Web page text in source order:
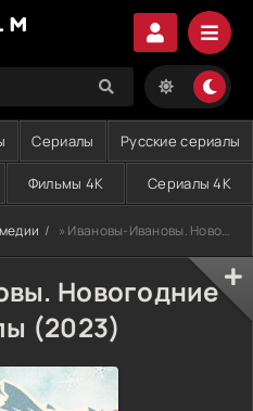
Сериалы Русские сериалы
Фильмы 4K Сериалы 4K
» Ивановы-Ивановы. Новогодние каникулы (2023)
Новогодние
(2023)